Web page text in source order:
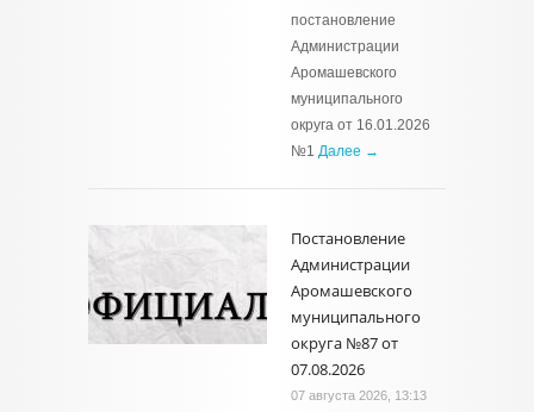
постановление
Администрации
Аромашевского
муниципального
округа от 16.01.2026
№1 Далее →
Постановление
Администрации
Аромашевского
муниципального
округа №87 от
07.08.2026
07 августа 2026, 13:13